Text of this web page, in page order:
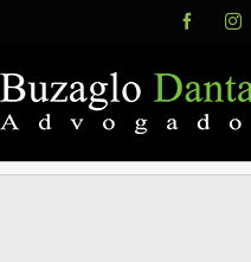
content
Facebook